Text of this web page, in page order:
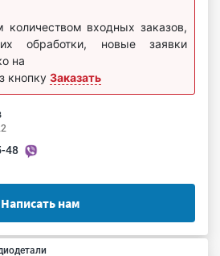
входных заказов,
обработки, новые заявки
на
кнопку Заказать
48
Написать нам